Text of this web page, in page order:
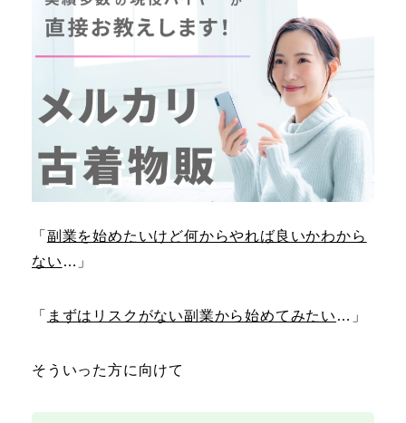
「 副業を始めたいけど何からやれば良いかわから
ない …」
「 まずはリスクがない副業から始めてみたい …」
そういった方に向けて